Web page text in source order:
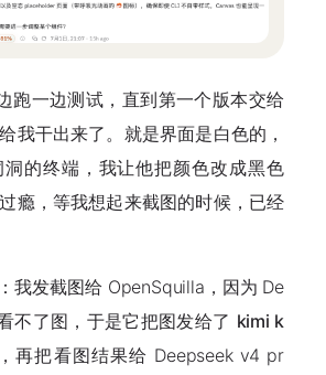
跑一边测试，直到第一个版本交给
我干出来了。就是界面是白色的，
的终端，我让他把颜色改成黑色
瘾，等我想起来截图的时候，已经
我发截图给 OpenSquilla，因为 De
不了图，于是它把图发给了 kimi k
再把看图结果给 Deepseek v4 pr